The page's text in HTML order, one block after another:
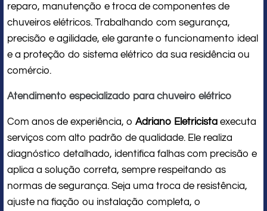
reparo, manutenção e troca de componentes de
chuveiros elétricos. Trabalhando com segurança,
precisão e agilidade, ele garante o funcionamento ideal
e a proteção do sistema elétrico da sua residência ou
comércio.
Atendimento especializado para chuveiro elétrico
Com anos de experiência, o Adriano Eletricista executa
serviços com alto padrão de qualidade. Ele realiza
diagnóstico detalhado, identifica falhas com precisão e
aplica a solução correta, sempre respeitando as
normas de segurança. Seja uma troca de resistência,
ajuste na fiação ou instalação completa, o